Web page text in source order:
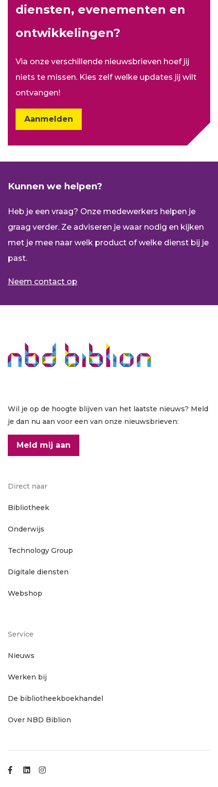
diensten, evenementen en
ontwikkelingen?
Via onze verschillende nieuwsbrieven hoef jij
niets te missen. Kies zelf welke updates jij wilt
ontvangen!
Aanmelden
Kunnen we helpen?
Heb je een vraag? Onze medewerkers helpen je
graag verder. Ze adviseren je waar nodig en kijken
met je mee naar welk product of welke dienst bij je
past.
Neem contact op
Wil je op de hoogte blijven van het laatste nieuws? Meld
je dan nu aan voor een van onze nieuwsbrieven:
Meld mij aan
hoofdnavigatie
Direct naar
Bibliotheek
Onderwijs
Technology Group
Digitale diensten
Webshop
servicenavigatie
Service
Nieuws
Werken bij
De bibliotheekboekhandel
Over NBD Biblion